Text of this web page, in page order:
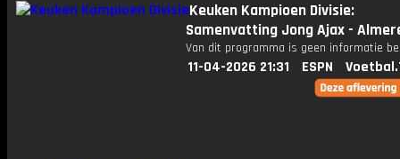
Keuken Kampioen Divisie:
Samenvatting Jong Ajax -
Van dit programma is geen informatie
11-04-2026 21:31 ESPN